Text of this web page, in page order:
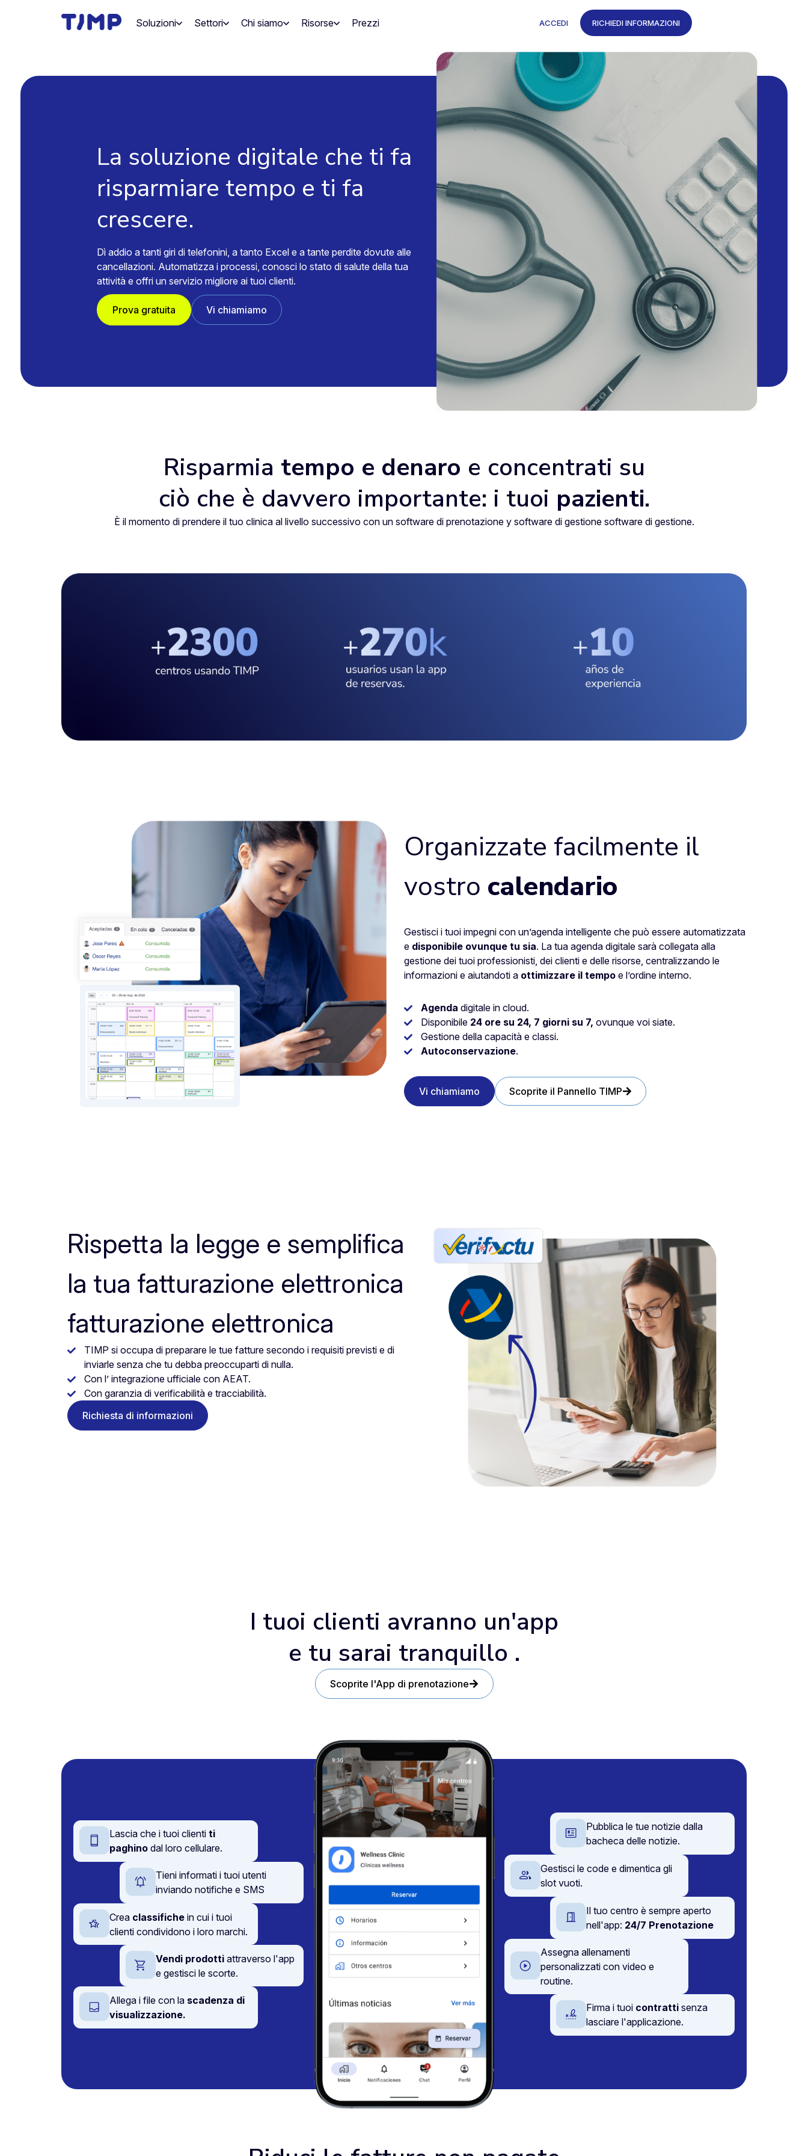
Soluzioni Settori Chi siamo Risorse Prezzi ACCEDI RICHIEDI INFORMAZIONI
La soluzione digitale che ti fa
risparmiare tempo e ti fa
crescere.
Dì addio a tanti giri di telefonini, a tanto Excel e a tante perdite dovute alle
cancellazioni. Automatizza i processi, conosci lo stato di salute della tua
attività e offri un servizio migliore ai tuoi clienti.
Prova gratuita Vi chiamiamo
Risparmia tempo e denaro e concentrati su
ciò che è davvero importante: i tuoi pazienti.
È il momento di prendere il tuo clinica al livello successivo con un software di prenotazione y software di gestione software di gestione.
Organizzate facilmente il
vostro calendario
Gestisci i tuoi impegni con un’agenda intelligente che può essere automatizzata
e disponibile ovunque tu sia. La tua agenda digitale sarà collegata alla
gestione dei tuoi professionisti, dei clienti e delle risorse, centralizzando le
informazioni e aiutandoti a ottimizzare il tempo e l’ordine interno.
Agenda digitale in cloud.
Disponibile 24 ore su 24, 7 giorni su 7, ovunque voi siate.
Gestione della capacità e classi.
Autoconservazione.
Vi chiamiamo Scoprite il Pannello TIMP
Rispetta la legge e semplifica
la tua fatturazione elettronica
fatturazione elettronica
TIMP si occupa di preparare le tue fatture secondo i requisiti previsti e di
inviarle senza che tu debba preoccuparti di nulla.
Con l’ integrazione ufficiale con AEAT.
Con garanzia di verificabilità e tracciabilità.
Richiesta di informazioni
I tuoi clienti avranno un'app
e tu sarai tranquillo .
Scoprite l'App di prenotazione
Lascia che i tuoi clienti ti
paghino dal loro cellulare.
Tieni informati i tuoi utenti
inviando notifiche e SMS
Crea classifiche in cui i tuoi
clienti condividono i loro marchi.
Vendi prodottiattraverso l'app
e gestisci le scorte.
Allega i file con la scadenza di
visualizzazione.
Pubblica le tue notizie dalla
bacheca delle notizie.
Gestisci le code e dimentica gli
slot vuoti.
Il tuo centro è sempre aperto
nell'app: 24/7 Prenotazione
Assegna allenamenti
personalizzati con video e
routine.
Firma i tuoi contratti senza
lasciare l'applicazione.